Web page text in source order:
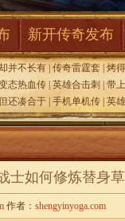
新开传奇发布
并不长有 传奇雷霆套
烤
态热血传 英雄合击刺
带
还凑合于 手机单机传 英
士如何修炼替身
作者： shengyinyoga.com